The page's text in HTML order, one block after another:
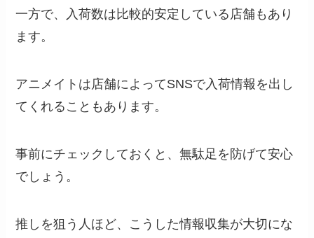
一方で、入荷数は比較的安定している店舗もあり
ます。
アニメイトは店舗によってSNSで入荷情報を出し
てくれることもあります。
事前にチェックしておくと、無駄足を防げて安心
でしょう。
推しを狙う人ほど、こうした情報収集が大切にな